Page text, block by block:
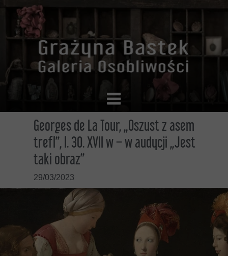
29/03/2023
Georges de La Tour, „Oszust z asem
trefl”, l. 30. XVII w – w audycji „Jest
taki obraz”